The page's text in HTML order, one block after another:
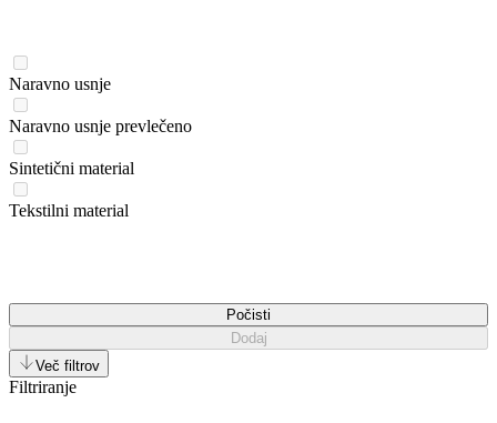
Naravno usnje
Naravno usnje prevlečeno
Sintetični material
Tekstilni material
Počisti
Dodaj
Več filtrov
Filtriranje